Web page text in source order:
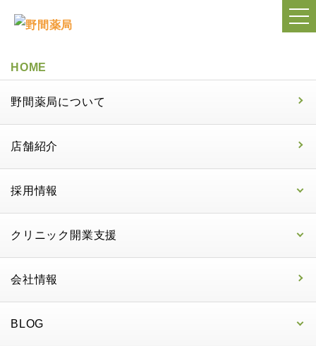
HOME
野間薬局について
店舗紹介
採用情報
クリニック開業支援
会社情報
BLOG